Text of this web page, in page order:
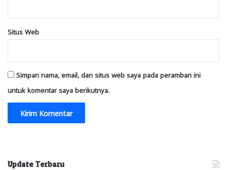
Situs Web
Simpan nama, email, dan situs web saya pada peramban ini
untuk komentar saya berikutnya.
Update Terbaru